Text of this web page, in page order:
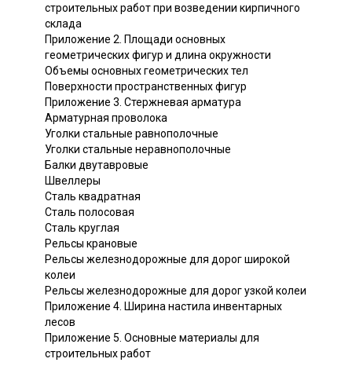
строительных работ при возведении кирпичного
склада
Приложение 2. Площади основных
геометрических фигур и длина окружности
Объемы основных геометрических тел
Поверхности пространственных фигур
Приложение 3. Стержневая арматура
Арматурная проволока
Уголки стальные равнополочные
Уголки стальные неравнополочные
Балки двутавровые
Швеллеры
Сталь квадратная
Сталь полосовая
Сталь круглая
Рельсы крановые
Рельсы железнодорожные для дорог широкой
колеи
Рельсы железнодорожные для дорог узкой колеи
Приложение 4. Ширина настила инвентарных
лесов
Приложение 5. Основные материалы для
строительных работ